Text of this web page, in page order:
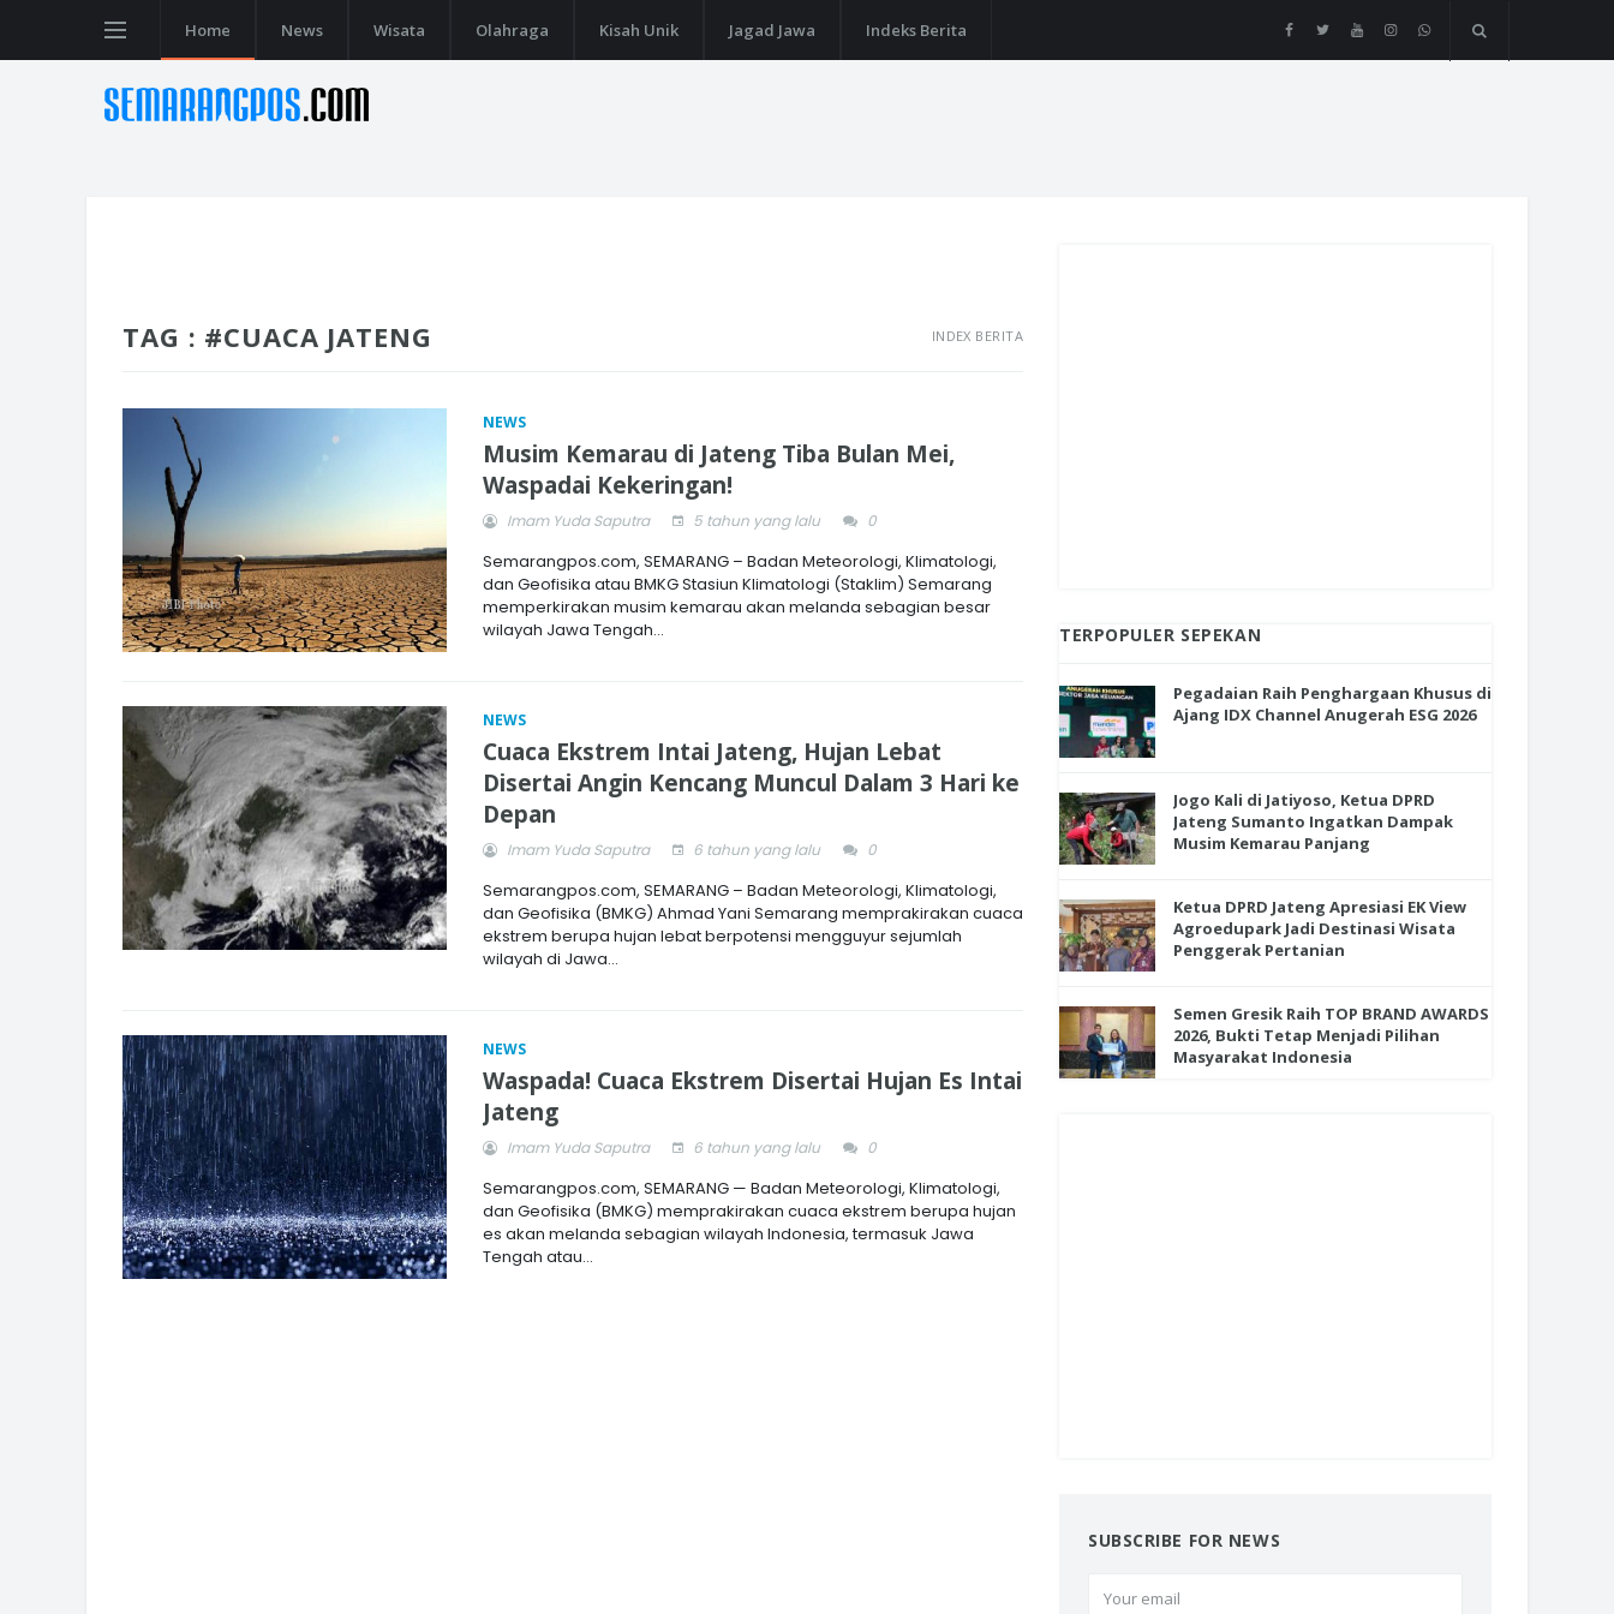
Home News Wisata Olahraga Kisah Unik Jagad Jawa Indeks Berita
TAG : #CUACA JATENG INDEX BERITA
NEWS
Musim Kemarau di Jateng Tiba Bulan Mei,
Waspadai Kekeringan!
Imam Yuda Saputra 5 tahun yang lalu 0
Semarangpos.com, SEMARANG – Badan Meteorologi, Klimatologi,
dan Geofisika atau BMKG Stasiun Klimatologi (Staklim) Semarang
memperkirakan musim kemarau akan melanda sebagian besar
wilayah Jawa Tengah...
NEWS
Cuaca Ekstrem Intai Jateng, Hujan Lebat
Disertai Angin Kencang Muncul Dalam 3 Hari ke
Depan
Imam Yuda Saputra 6 tahun yang lalu 0
Semarangpos.com, SEMARANG – Badan Meteorologi, Klimatologi,
dan Geofisika (BMKG) Ahmad Yani Semarang memprakirakan cuaca
ekstrem berupa hujan lebat berpotensi mengguyur sejumlah
wilayah di Jawa...
NEWS
Waspada! Cuaca Ekstrem Disertai Hujan Es Intai
Jateng
Imam Yuda Saputra 6 tahun yang lalu 0
Semarangpos.com, SEMARANG — Badan Meteorologi, Klimatologi,
dan Geofisika (BMKG) memprakirakan cuaca ekstrem berupa hujan
es akan melanda sebagian wilayah Indonesia, termasuk Jawa
Tengah atau...
TERPOPULER SEPEKAN
Pegadaian Raih Penghargaan Khusus di
Ajang IDX Channel Anugerah ESG 2026
Jogo Kali di Jatiyoso, Ketua DPRD
Jateng Sumanto Ingatkan Dampak
Musim Kemarau Panjang
Ketua DPRD Jateng Apresiasi EK View
Agroedupark Jadi Destinasi Wisata
Penggerak Pertanian
Semen Gresik Raih TOP BRAND AWARDS
2026, Bukti Tetap Menjadi Pilihan
Masyarakat Indonesia
SUBSCRIBE FOR NEWS